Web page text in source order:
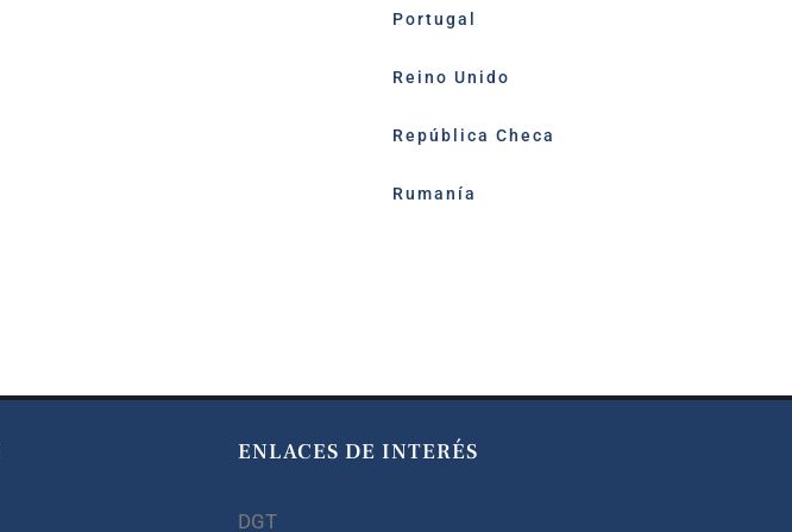
Portugal
Reino Unido
República Checa
Rumanía
ENLACES DE INTERÉS
DGT